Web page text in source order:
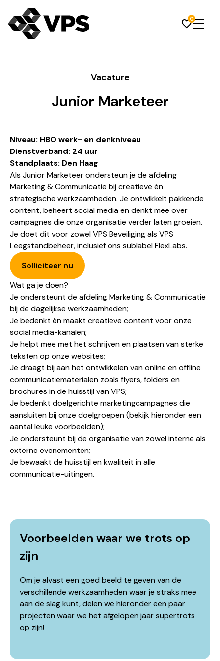
0
Vacature
Junior Marketeer
Niveau: HBO werk- en denkniveau
Dienstverband: 24 uur
Standplaats: Den Haag
Als Junior Marketeer ondersteun je de afdeling
Marketing & Communicatie bij creatieve én
strategische werkzaamheden. Je ontwikkelt pakkende
content, beheert social media en denkt mee over
campagnes die onze organisatie verder laten groeien.
Je doet dit voor zowelVPS Beveiligingals VPS
Leegstandbeheer, inclusief ons sublabelFlexLabs.
Solliciteer nu
Wat ga je doen?
Je ondersteunt de afdeling Marketing & Communicatie
bij de dagelijkse werkzaamheden;
Je bedenkt én maakt creatieve content voor onze
social media-kanalen;
Je helpt mee met het schrijven en plaatsen van sterke
teksten op onze websites;
Je draagt bij aan het ontwikkelen van online en offline
communicatiematerialen zoals flyers, folders en
brochures in de huisstijl van VPS;
Je bedenkt doelgerichte marketingcampagnes die
aansluiten bij onze doelgroepen (bekijk hieronder een
aantal leuke voorbeelden);
Je ondersteunt bij de organisatie van zowel interne als
externe evenementen;
Je bewaakt de huisstijl en kwaliteit in alle
communicatie-uitingen.
Voorbeelden waar we trots op
zijn
Om je alvast een goed beeld te geven van de
verschillende werkzaamheden waar je straks mee
aan de slag kunt, delen we hieronder een paar
projecten waar we het afgelopen jaar supertrots
op zijn!